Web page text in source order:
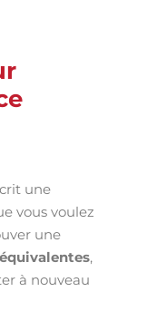
une
vous voulez
une
,
à nouveau